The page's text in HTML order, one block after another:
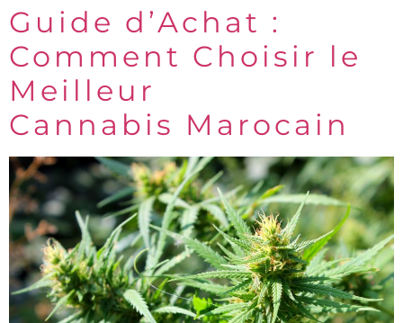
Guide d’Achat :
Comment Choisir le
Meilleur
Cannabis Marocain